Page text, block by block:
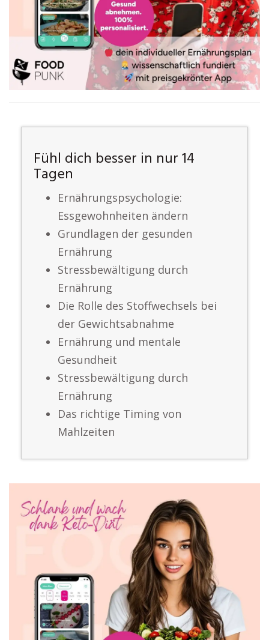
Fühl dich besser in nur 14
Tagen
Ernährungspsychologie:
Essgewohnheiten ändern
Grundlagen der gesunden
Ernährung
Stressbewältigung durch
Ernährung
Die Rolle des Stoffwechsels bei
der Gewichtsabnahme
Ernährung und mentale
Gesundheit
Stressbewältigung durch
Ernährung
Das richtige Timing von
Mahlzeiten